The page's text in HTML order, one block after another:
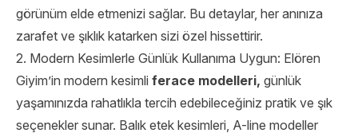
görünüm elde etmenizi sağlar. Bu detaylar, her anınıza
zarafet ve şıklık katarken sizi özel hissettirir.
2. Modern Kesimlerle Günlük Kullanıma Uygun: Elören
Giyim’in modern kesimli ferace modelleri, günlük
yaşamınızda rahatlıkla tercih edebileceğiniz pratik ve şık
seçenekler sunar. Balık etek kesimleri, A-line modeller